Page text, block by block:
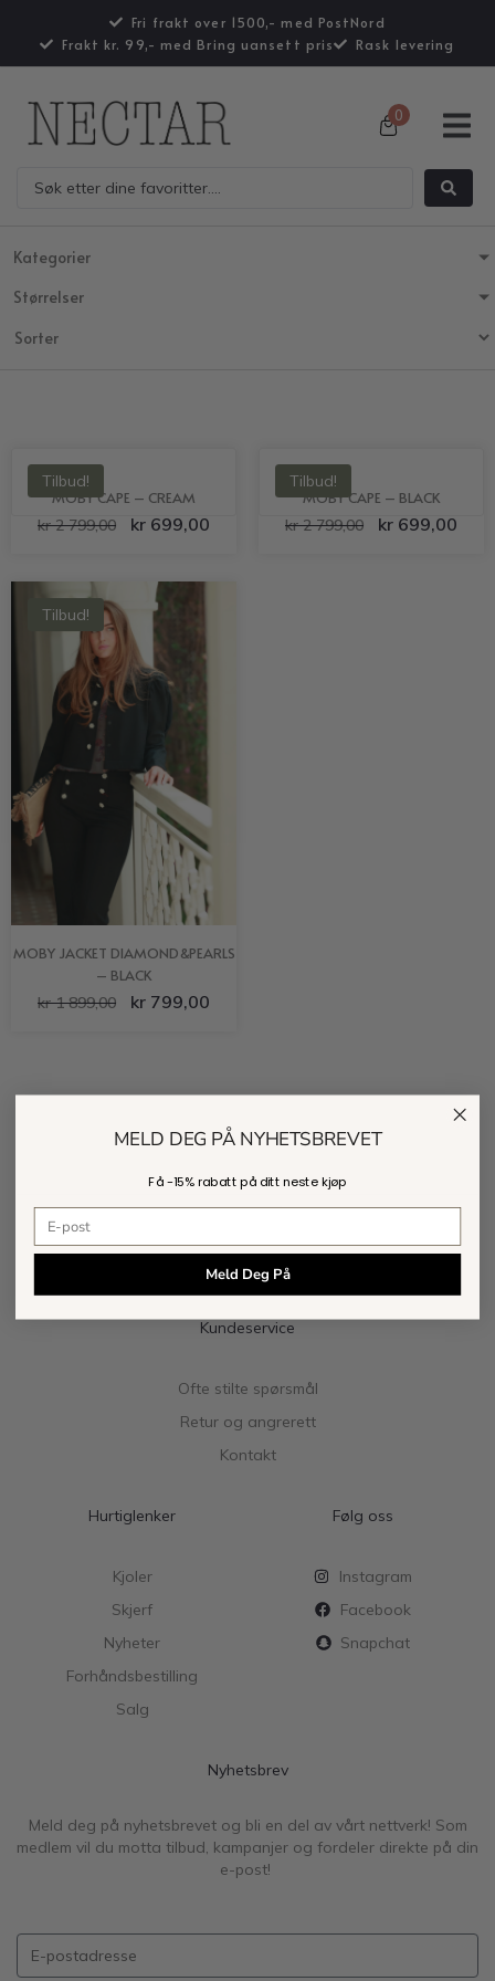
Fri frakt over 1500,- med PostNord
Frakt kr. 99,- med Bring uansett pris
Rask levering
0
Kategorier
Størrelser
Tilbud!
MOBY CAPE – CREAM
kr2 799,00 kr 699,00
Tilbud!
MOBY CAPE – BLACK
kr2 799,00 kr 699,00
Tilbud!
MOBY JACKET DIAMOND&PEARLS
– BLACK
kr1 899,00 kr 799,00
Kundeservice
Ofte stilte spørsmål
Retur og angrerett
Kontakt
Hurtiglenker
Kjoler
Skjerf
Nyheter
Forhåndsbestilling
Salg
Følg oss
Instagram
Facebook
Snapchat
Nyhetsbrev
Meld deg på nyhetsbrevet og bli en del av vårt nettverk! Som
medlem vil du motta tilbud, kampanjer og fordeler direkte på din
e-post!
MELD DEG PÅ NYHETSBREVET
Få -15% rabattpå ditt neste kjøp
E-postadresse
Meld Deg På